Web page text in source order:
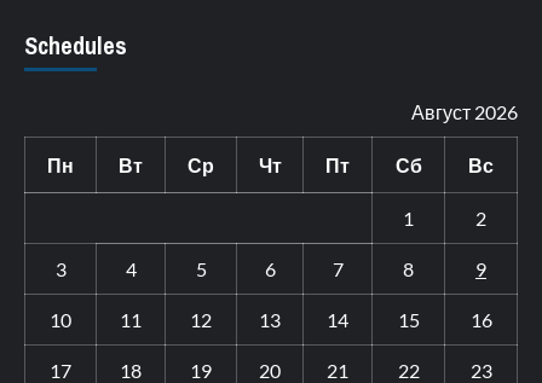
Schedules
Август 2026
Пн Вт Ср Чт Пт Сб Вс
1 2
3 4 5 6 7 8 9
10 11 12 13 14 15 16
17 18 19 20 21 22 23